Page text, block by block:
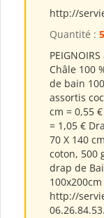
http://
Quantité :
Châle 100
de bain
assortis
cm = 0,55
= 1,05 €
70 X 140
coton, 500
drap de
http://